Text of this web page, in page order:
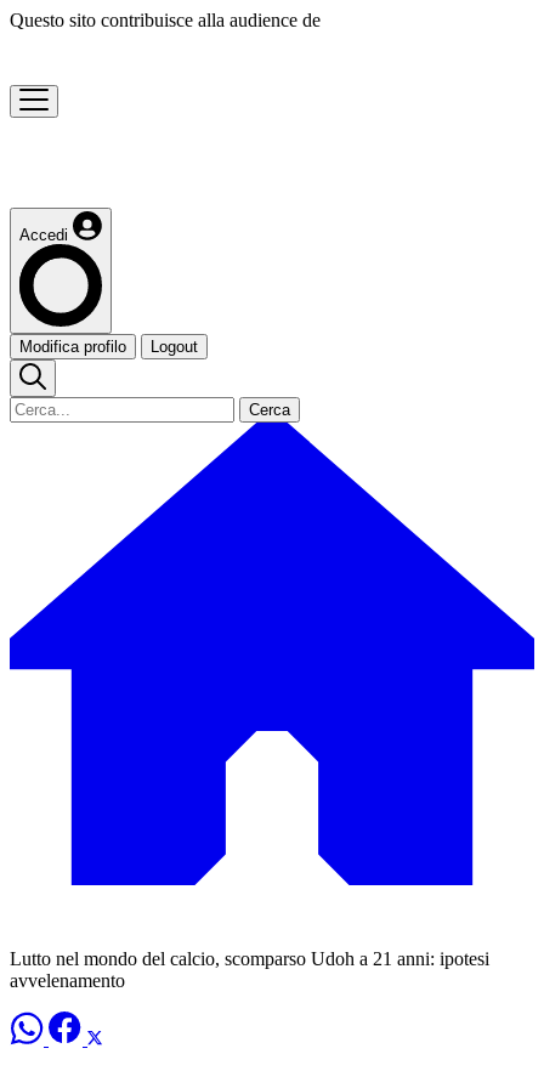
Questo sito contribuisce alla audience de
Accedi
Modifica profilo Logout
Cerca
Lutto nel mondo del calcio, scomparso Udoh a 21 anni: ipotesi
avvelenamento